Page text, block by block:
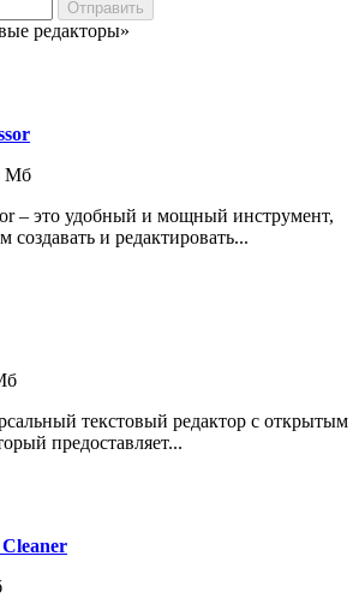
редакторы»
Мб
– это удобный и мощный инструмент,
и редактировать...
текстовый редактор с открытым
предоставляет...